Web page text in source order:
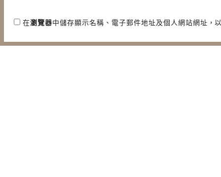
在瀏覽器中儲存顯示名稱、電子郵件地址及個人網站網址，